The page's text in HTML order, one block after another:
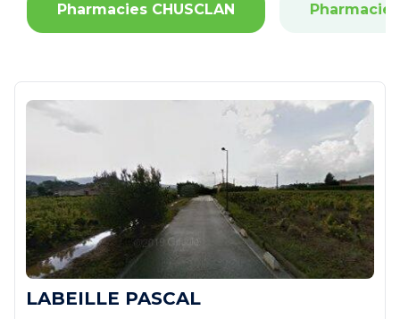
Pharmacies CHUSCLAN Pharmacies
LABEILLE PASCAL